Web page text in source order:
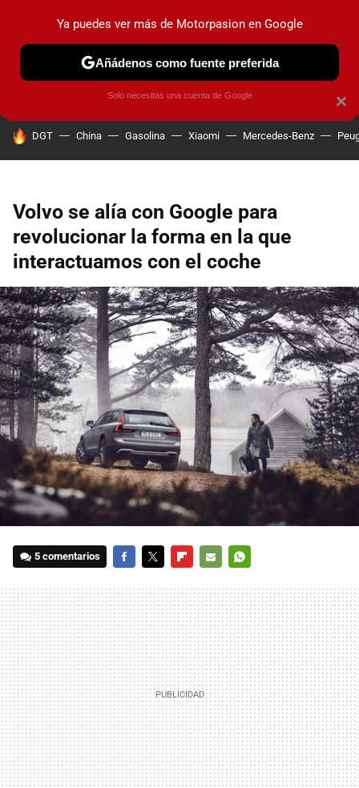
PRUEBAS COCHES ELÉCTRICOS OBSERVATORIO
HOY SE HABLA DE
DGT China Gasolina Xiaomi Mercedes-Benz
Volvo se alía con Google para
revolucionar la forma en la que
interactuamos con el coche
5 comentarios
MAIL
×
Ya puedes ver más de Motorpasion en Google
Añádenos como fuente preferida
Solo necesitas una cuenta de Google